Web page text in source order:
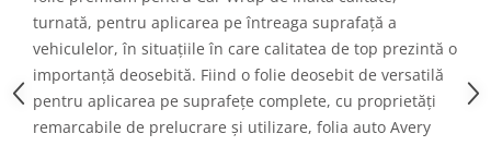
turnată, pentru aplicarea pe întreaga suprafață a
vehiculelor, în situațiile în care calitatea de top prezintă o
importanță deosebită. Fiind o folie deosebit de versatilă
pentru aplicarea pe suprafețe complete, cu proprietăți
remarcabile de prelucrare și utilizare, folia auto Avery